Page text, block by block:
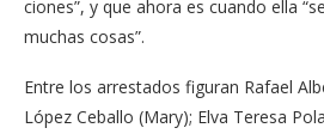
ciones”, y que ahora es cuando ella
muchas cosas”.
Entre los arrestados fi­guran Rafael
López Ce­ballo (Mary); Elva Tere­sa